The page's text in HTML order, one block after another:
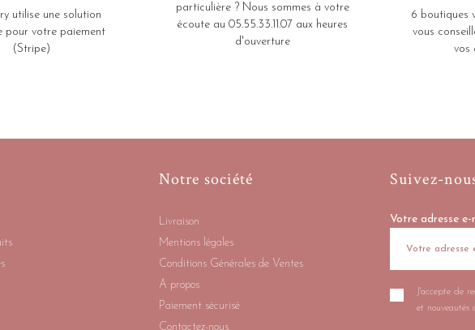
utilise une solution
pour votre paiement
(Stripe)
particulière ? Nous sommes à votre
écoute au 05.55.33.11.07 aux heures
d'ouverture
6 boutiques
vous
vos
Notre société
Livraison
Mentions légales
Conditions Générales de Ventes
A propos
Paiement sécurisé
Contactez-nous
Suivez-
Votre adresse e-
J'accepte de
et